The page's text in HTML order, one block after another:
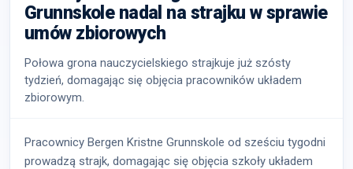
Grunnskole nadal na strajku w sprawie
umów zbiorowych
Połowa grona nauczycielskiego strajkuje już szósty
tydzień, domagając się objęcia pracowników układem
zbiorowym.
Pracownicy Bergen Kristne Grunnskole od sześciu tygodni
prowadzą strajk, domagając się objęcia szkoły układem